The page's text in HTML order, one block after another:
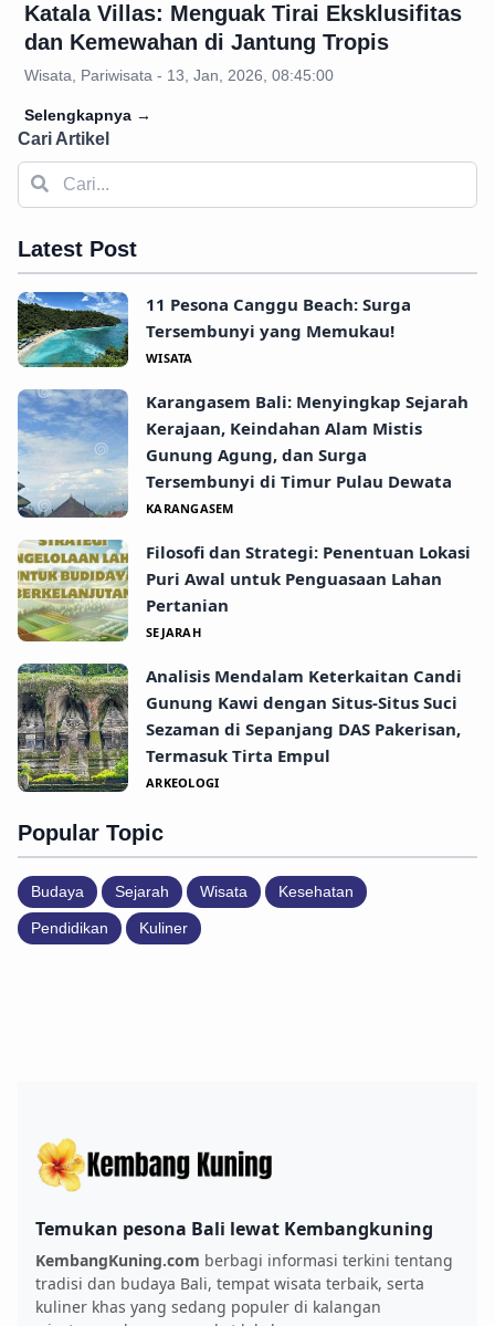
Katala Villas: Menguak Tirai Eksklusifitas
dan Kemewahan di Jantung Tropis
Wisata, Pariwisata - 13, Jan, 2026, 08:45:00
Selengkapnya →
Cari Artikel
Latest Post
11 Pesona Canggu Beach: Surga
Tersembunyi yang Memukau!
WISATA
Karangasem Bali: Menyingkap Sejarah
Kerajaan, Keindahan Alam Mistis
Gunung Agung, dan Surga
Tersembunyi di Timur Pulau Dewata
KARANGASEM
Filosofi dan Strategi: Penentuan Lokasi
Puri Awal untuk Penguasaan Lahan
Pertanian
SEJARAH
Analisis Mendalam Keterkaitan Candi
Gunung Kawi dengan Situs-Situs Suci
Sezaman di Sepanjang DAS Pakerisan,
Termasuk Tirta Empul
ARKEOLOGI
Popular Topic
Budaya Sejarah Wisata Kesehatan
Pendidikan Kuliner
Temukan pesona Bali lewat Kembangkuning
KembangKuning.com berbagi informasi terkini tentang
tradisi dan budaya Bali, tempat wisata terbaik, serta
kuliner khas yang sedang populer di kalangan